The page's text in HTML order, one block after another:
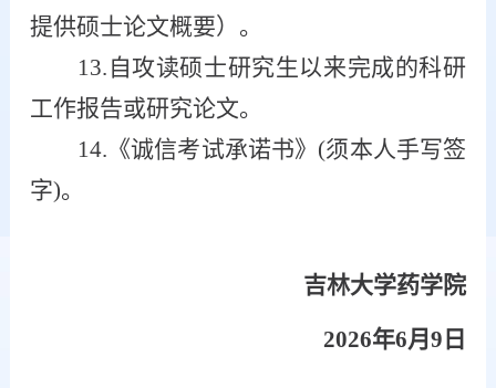
提供硕士论文概要）。
13.自攻读硕士研究生以来完成的科研
工作报告或研究论文。
14.《诚信考试承诺书》(须本人手写签
字)。
吉林大学药学院
2026年6月9日